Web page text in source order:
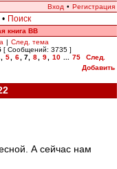
Вход • Регистрация
• Поиск
книга ВВ
| След. тема
[ Сообщений: 3735 ]
5 6 7 8 9 10 75
След.
Добавить
А сейчас нам